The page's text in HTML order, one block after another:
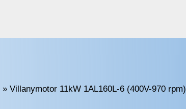
» Villanymotor 11kW 1AL160L-6 (400V-970 rpm)